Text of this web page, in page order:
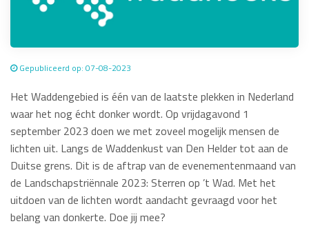
Gepubliceerd op: 07-08-2023
Het Waddengebied is één van de laatste plekken in Nederland
waar het nog écht donker wordt. Op vrijdagavond 1
september 2023 doen we met zoveel mogelijk mensen de
lichten uit. Langs de Waddenkust van Den Helder tot aan de
Duitse grens. Dit is de aftrap van de evenementenmaand van
de Landschapstriënnale 2023: Sterren op ’t Wad. Met het
uitdoen van de lichten wordt aandacht gevraagd voor het
belang van donkerte. Doe jij mee?